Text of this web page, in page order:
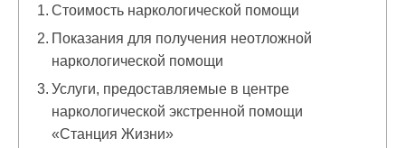
Стоимость наркологической помощи
Показания для получения неотложной
наркологической помощи
Услуги, предоставляемые в центре
наркологической экстренной помощи
«Станция Жизни»